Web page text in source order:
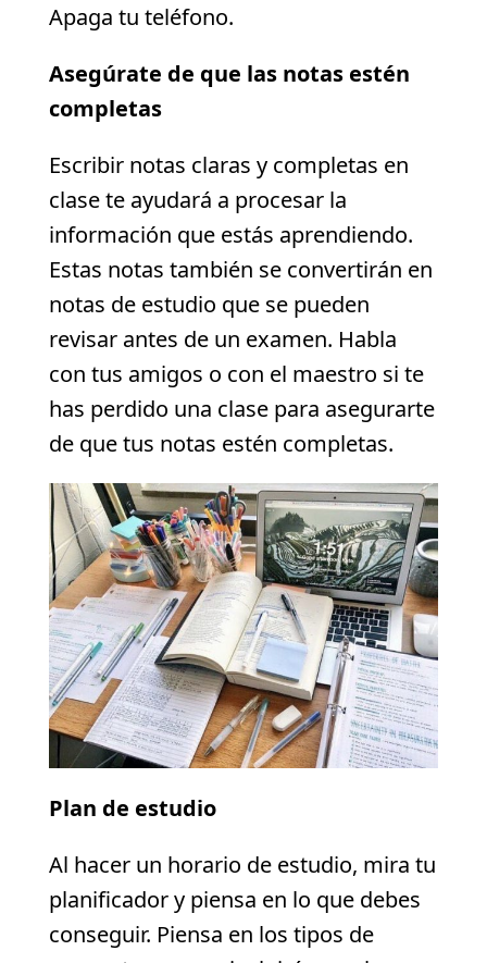
Apaga tu teléfono.
Asegúrate de que las notas estén
completas
Escribir notas claras y completas en
clase te ayudará a procesar la
información que estás aprendiendo.
Estas notas también se convertirán en
notas de estudio que se pueden
revisar antes de un examen. Habla
con tus amigos o con el maestro si te
has perdido una clase para asegurarte
de que tus notas estén completas.
Plan de estudio
Al hacer un horario de estudio, mira tu
planificador y piensa en lo que debes
conseguir. Piensa en los tipos de